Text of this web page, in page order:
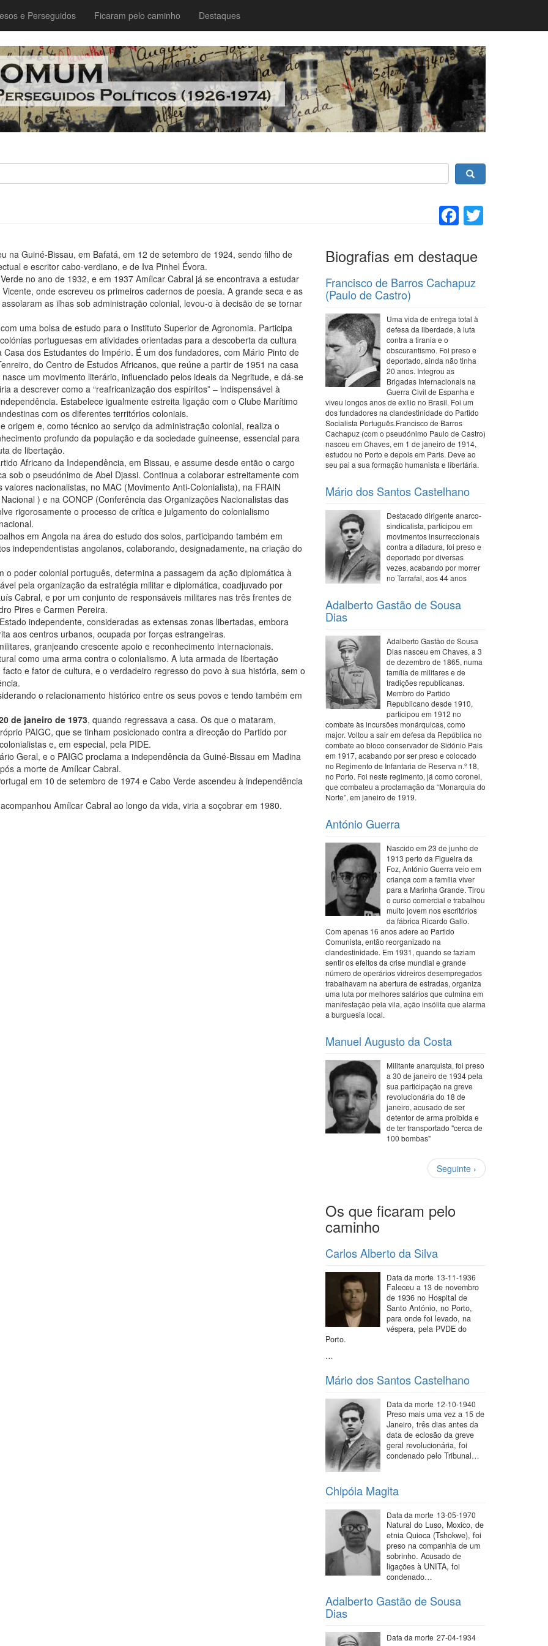
e Perseguidos Ficaram pelo caminho Destaques
Facebook
na Guiné-Bissau, em Bafatá, em 12 de setembro de 1924, sendo filho de
e escritor cabo-verdiano, e de Iva Pinhel Évora.
no ano de 1932, e em 1937 Amílcar Cabral já se encontrava a estudar
onde escreveu os primeiros cadernos de poesia. A grande seca e as
as ilhas sob administração colonial, levou-o à decisão de se tornar
uma bolsa de estudo para o Instituto Superior de Agronomia. Participa
portuguesas em atividades orientadas para a descoberta da cultura
dos Estudantes do Império. É um dos fundadores, com Mário Pinto de
do Centro de Estudos Africanos, que reúne a partir de 1951 na casa
um movimento literário, influenciado pelos ideais da Negritude, e dá-se
a descrever como a “reafricanização dos espíritos” – indispensável à
Estabelece igualmente estreita ligação com o Clube Marítimo
com os diferentes territórios coloniais.
e, como técnico ao serviço da administração colonial, realiza o
profundo da população e da sociedade guineense, essencial para
de libertação.
Africano da Independência, em Bissau, e assume desde então o cargo
sob o pseudónimo de Abel Djassi. Continua a colaborar estreitamente com
nacionalistas, no MAC (Movimento Anti-Colonialista), na FRAIN
) e na CONCP (Conferência das Organizações Nacionalistas das
rigorosamente o processo de crítica e julgamento do colonialismo
em Angola na área do estudo dos solos, participando também em
independentistas angolanos, colaborando, designadamente, na criação do
poder colonial português, determina a passagem da ação diplomática à
pela organização da estratégia militar e diplomática, coadjuvado por
Cabral, e por um conjunto de responsáveis militares nas três frentes de
Pires e Carmen Pereira.
independente, consideradas as extensas zonas libertadas, embora
aos centros urbanos, ocupada por forças estrangeiras.
granjeando crescente apoio e reconhecimento internacionais.
como uma arma contra o colonialismo. A luta armada de libertação
e fator de cultura, e o verdadeiro regresso do povo à sua história, sem o
o relacionamento histórico entre os seus povos e tendo também em
de janeiro de 1973, quando regressava a casa. Os que o mataram,
PAIGC, que se tinham posicionado contra a direcção do Partido por
e, em especial, pela PIDE.
Geral, e o PAIGC proclama a independência da Guiné-Bissau em Madina
a morte de Amílcar Cabral.
em 10 de setembro de 1974 e Cabo Verde ascendeu à independência
Amílcar Cabral ao longo da vida, viria a soçobrar em 1980.
Biografias em destaque
Francisco de Barros Cachapuz
(Paulo de Castro)
Uma vida de entrega total à
defesa da liberdade, à luta
contra a tirania e o
obscurantismo. Foi preso e
deportado, ainda não tinha
20 anos. Integrou as
Brigadas Internacionais na
Guerra Civil de Espanha e
viveu longos anos de exílio no Brasil. Foi um
dos fundadores na clandestinidade do Partido
Socialista Português.Francisco de Barros
Cachapuz (com o pseudónimo Paulo de Castro)
nasceu em Chaves, em 1 de janeiro de 1914,
estudou no Porto e depois em Paris. Deve ao
seu pai a sua formação humanista e libertária.
Mário dos Santos Castelhano
Destacado dirigente anarco-
sindicalista, participou em
movimentos insurreccionais
contra a ditadura, foi preso e
deportado por diversas
vezes, acabando por morrer
no Tarrafal, aos 44 anos
Adalberto Gastão de Sousa
Dias
Adalberto Gastão de Sousa
Dias nasceu em Chaves, a 3
de dezembro de 1865, numa
família de militares e de
tradições republicanas.
Membro do Partido
Republicano desde 1910,
participou em 1912 no
combate às incursões monárquicas, como
major. Voltou a sair em defesa da República no
combate ao bloco conservador de Sidónio Pais
em 1917, acabando por ser preso e colocado
no Regimento de Infantaria de Reserva n.º 18,
no Porto. Foi neste regimento, já como coronel,
que combateu a proclamação da “Monarquia do
Norte”, em janeiro de 1919.
António Guerra
Nascido em 23 de junho de
1913 perto da Figueira da
Foz, António Guerra veio em
criança com a família viver
para a Marinha Grande. Tirou
o curso comercial e trabalhou
muito jovem nos escritórios
da fábrica Ricardo Gallo.
Com apenas 16 anos adere ao Partido
Comunista, então reorganizado na
clandestinidade. Em 1931, quando se faziam
sentir os efeitos da crise mundial e grande
número de operários vidreiros desempregados
trabalhavam na abertura de estradas, organiza
uma luta por melhores salários que culmina em
manifestação pela vila, ação insólita que alarma
a burguesia local.
Manuel Augusto da Costa
Militante anarquista, foi preso
a 30 de janeiro de 1934 pela
sua participação na greve
revolucionária do 18 de
janeiro, acusado de ser
detentor de arma proibida e
de ter transportado "cerca de
100 bombas"
Próxima
página
Seguinte ›
Os que ficaram pelo
caminho
Carlos Alberto da Silva
Data da morte 13-11-1936
Faleceu a 13 de novembro
de 1936 no Hospital de
Santo António, no Porto,
para onde foi levado, na
véspera, pela PVDE do
Porto.
…
Mário dos Santos Castelhano
Data da morte 12-10-1940
Preso mais uma vez a 15 de
Janeiro, três dias antes da
data de eclosão da greve
geral revolucionária, foi
condenado pelo Tribunal…
Chipóia Magita
Data da morte 13-05-1970
Natural do Luso, Moxico, de
etnia Quioca (Tshokwe), foi
preso na companhia de um
sobrinho. Acusado de
ligações à UNITA, foi
condenado…
Adalberto Gastão de Sousa
Dias
Data da morte 27-04-1934